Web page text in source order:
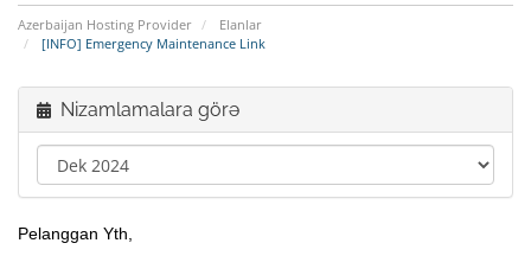
Azerbaijan Hosting Provider
Elanlar
[INFO] Emergency Maintenance Link
Nizamlamalara görə
Pelanggan Yth,